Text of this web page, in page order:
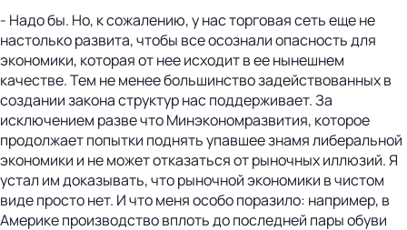
- Надо бы. Но, к сожалению, у нас торговая сеть еще не
настолько развита, чтобы все осознали опасность для
экономики, которая от нее исходит в ее нынешнем
качестве. Тем не менее большинство задействованных в
создании закона структур нас поддерживает. За
исключением разве что Минэкономразвития, которое
продолжает попытки поднять упавшее знамя либеральной
экономики и не может отказаться от рыночных иллюзий. Я
устал им доказывать, что рыночной экономики в чистом
виде просто нет. И что меня особо поразило: например, в
Америке производство вплоть до последней пары обуви